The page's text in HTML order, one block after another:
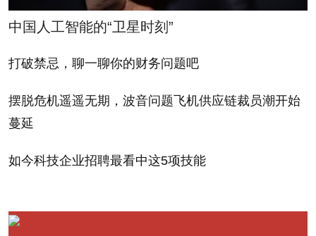
估计不足。欧债危机逐步暴露出来的时候，市场比较
恐慌，不知道底在哪儿。我们认为，欧债危机最恐慌
的阶段是去年。虽然后续仍然有蔓延的趋势，值得警
去。
但是比预想的略好。美国经济比较有柔韧性，有一些
暖。美股今年以来表现出很强的走势，反映了美国经
中国人工智能的“卫星时刻”
打破禁忌，聊一聊你的财务问题吧
摆脱危机遥遥无期，波音问题飞机供应链裁员潮开始
蔓延
如今科技企业招聘最看中这5项技能